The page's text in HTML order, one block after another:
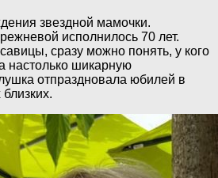
звездной мамочки.
исполнилось 70 лет.
сразу можно понять, у кого
настолько шикарную
отпраздновала юбилей в